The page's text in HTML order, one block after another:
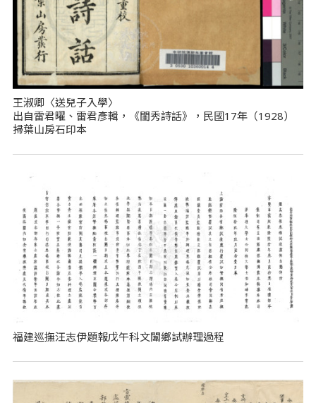
王淑卿〈送兒子入學〉
出自雷君曜、雷君彥輯，《閨秀詩話》，民國17年（1928）
掃葉山房石印本
福建巡撫汪志伊題報戊午科文闈鄉試辦理過程